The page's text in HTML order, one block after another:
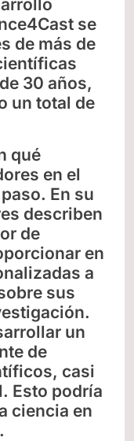
se
de más de
30 años,
un total de
qué
en el
En su
describen
de
en
a
sus
un
de
casi
Esto podría
ciencia en